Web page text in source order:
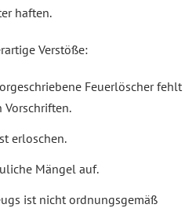
haften.
Verstöße:
Feuerlöscher fehlt
erloschen.
Mängel auf.
ist nicht ordnungsgemäß